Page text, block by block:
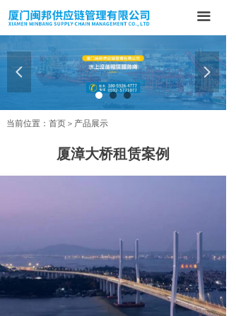
넳 넲
끀
首页
关于我们
产品展示
案例展示
联系我们
厦漳大桥租赁案例
当前位置：首页＞产品展示